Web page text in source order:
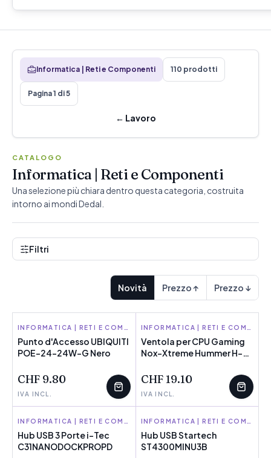
Informatica | Reti e Componenti 110 prodotti
Pagina 1 di 5
← Lavoro
CATALOGO
Informatica | Reti e Componenti
Una selezione più chiara dentro questa categoria, costruita
intorno ai mondi Dedal.
Filtri
Novità Prezzo ↑ Prezzo ↓
UBIQUITI
POCHI PEZZI
Punto d'Accesso UBIQUITI
POE-24-24W-G Nero
CHF 9.80
IVA INCL.
NOX-XTREME
POCHI PEZZI
Ventola per CPU Gaming
Nox-Xtreme Hummer H-
CHF 19.10
IVA INCL.
I-TEC
POCHI PEZZI
Hub USB 3 Porte i-Tec
C31NANODOCKPROPD
STARTECH
POCHI PEZZI
Hub USB Startech
ST4300MINU3B